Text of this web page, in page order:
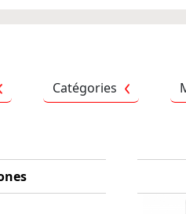
Catégories